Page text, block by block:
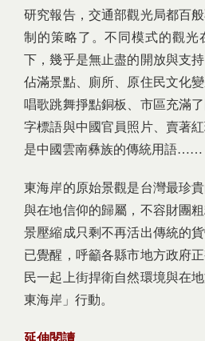
研究報告，交通部觀光局都百
制的策略了。不同模式的觀光
下，幾乎是無止盡的開放與支
佔滿景點、廁所、原住民文化
唱歌跳舞掙點銅板、市區充滿
字標語與中國官員照片、賣著
是中國雲南彝族的傳統用語……
東海岸的原始景觀是台灣最珍
與在地信仰的歸屬，不容財團
景壓縮成只剩不再活出傳統的
已覺醒，呼籲各縣市地方政府
民一起上街捍衛自然環境與在
東海岸」行動。
延伸閱讀